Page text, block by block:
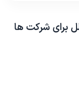
برای شرکت ها